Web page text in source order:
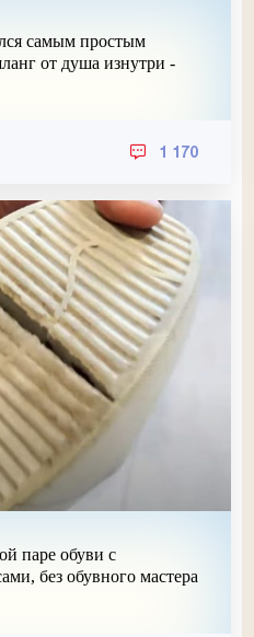
самым простым
от душа изнутри -
1 170
паре обуви с
без обувного мастера